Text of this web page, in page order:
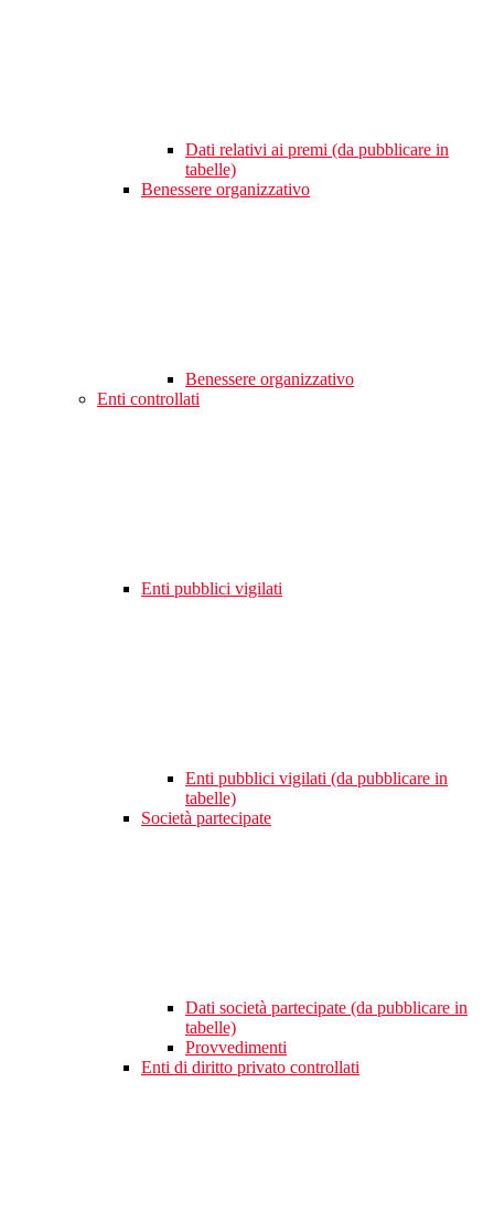
Dati relativi ai premi (da pubblicare in
tabelle)
Benessere organizzativo
Benessere organizzativo
Enti controllati
Enti pubblici vigilati
Enti pubblici vigilati (da pubblicare in
tabelle)
Società partecipate
Dati società partecipate (da pubblicare in
tabelle)
Provvedimenti
Enti di diritto privato controllati